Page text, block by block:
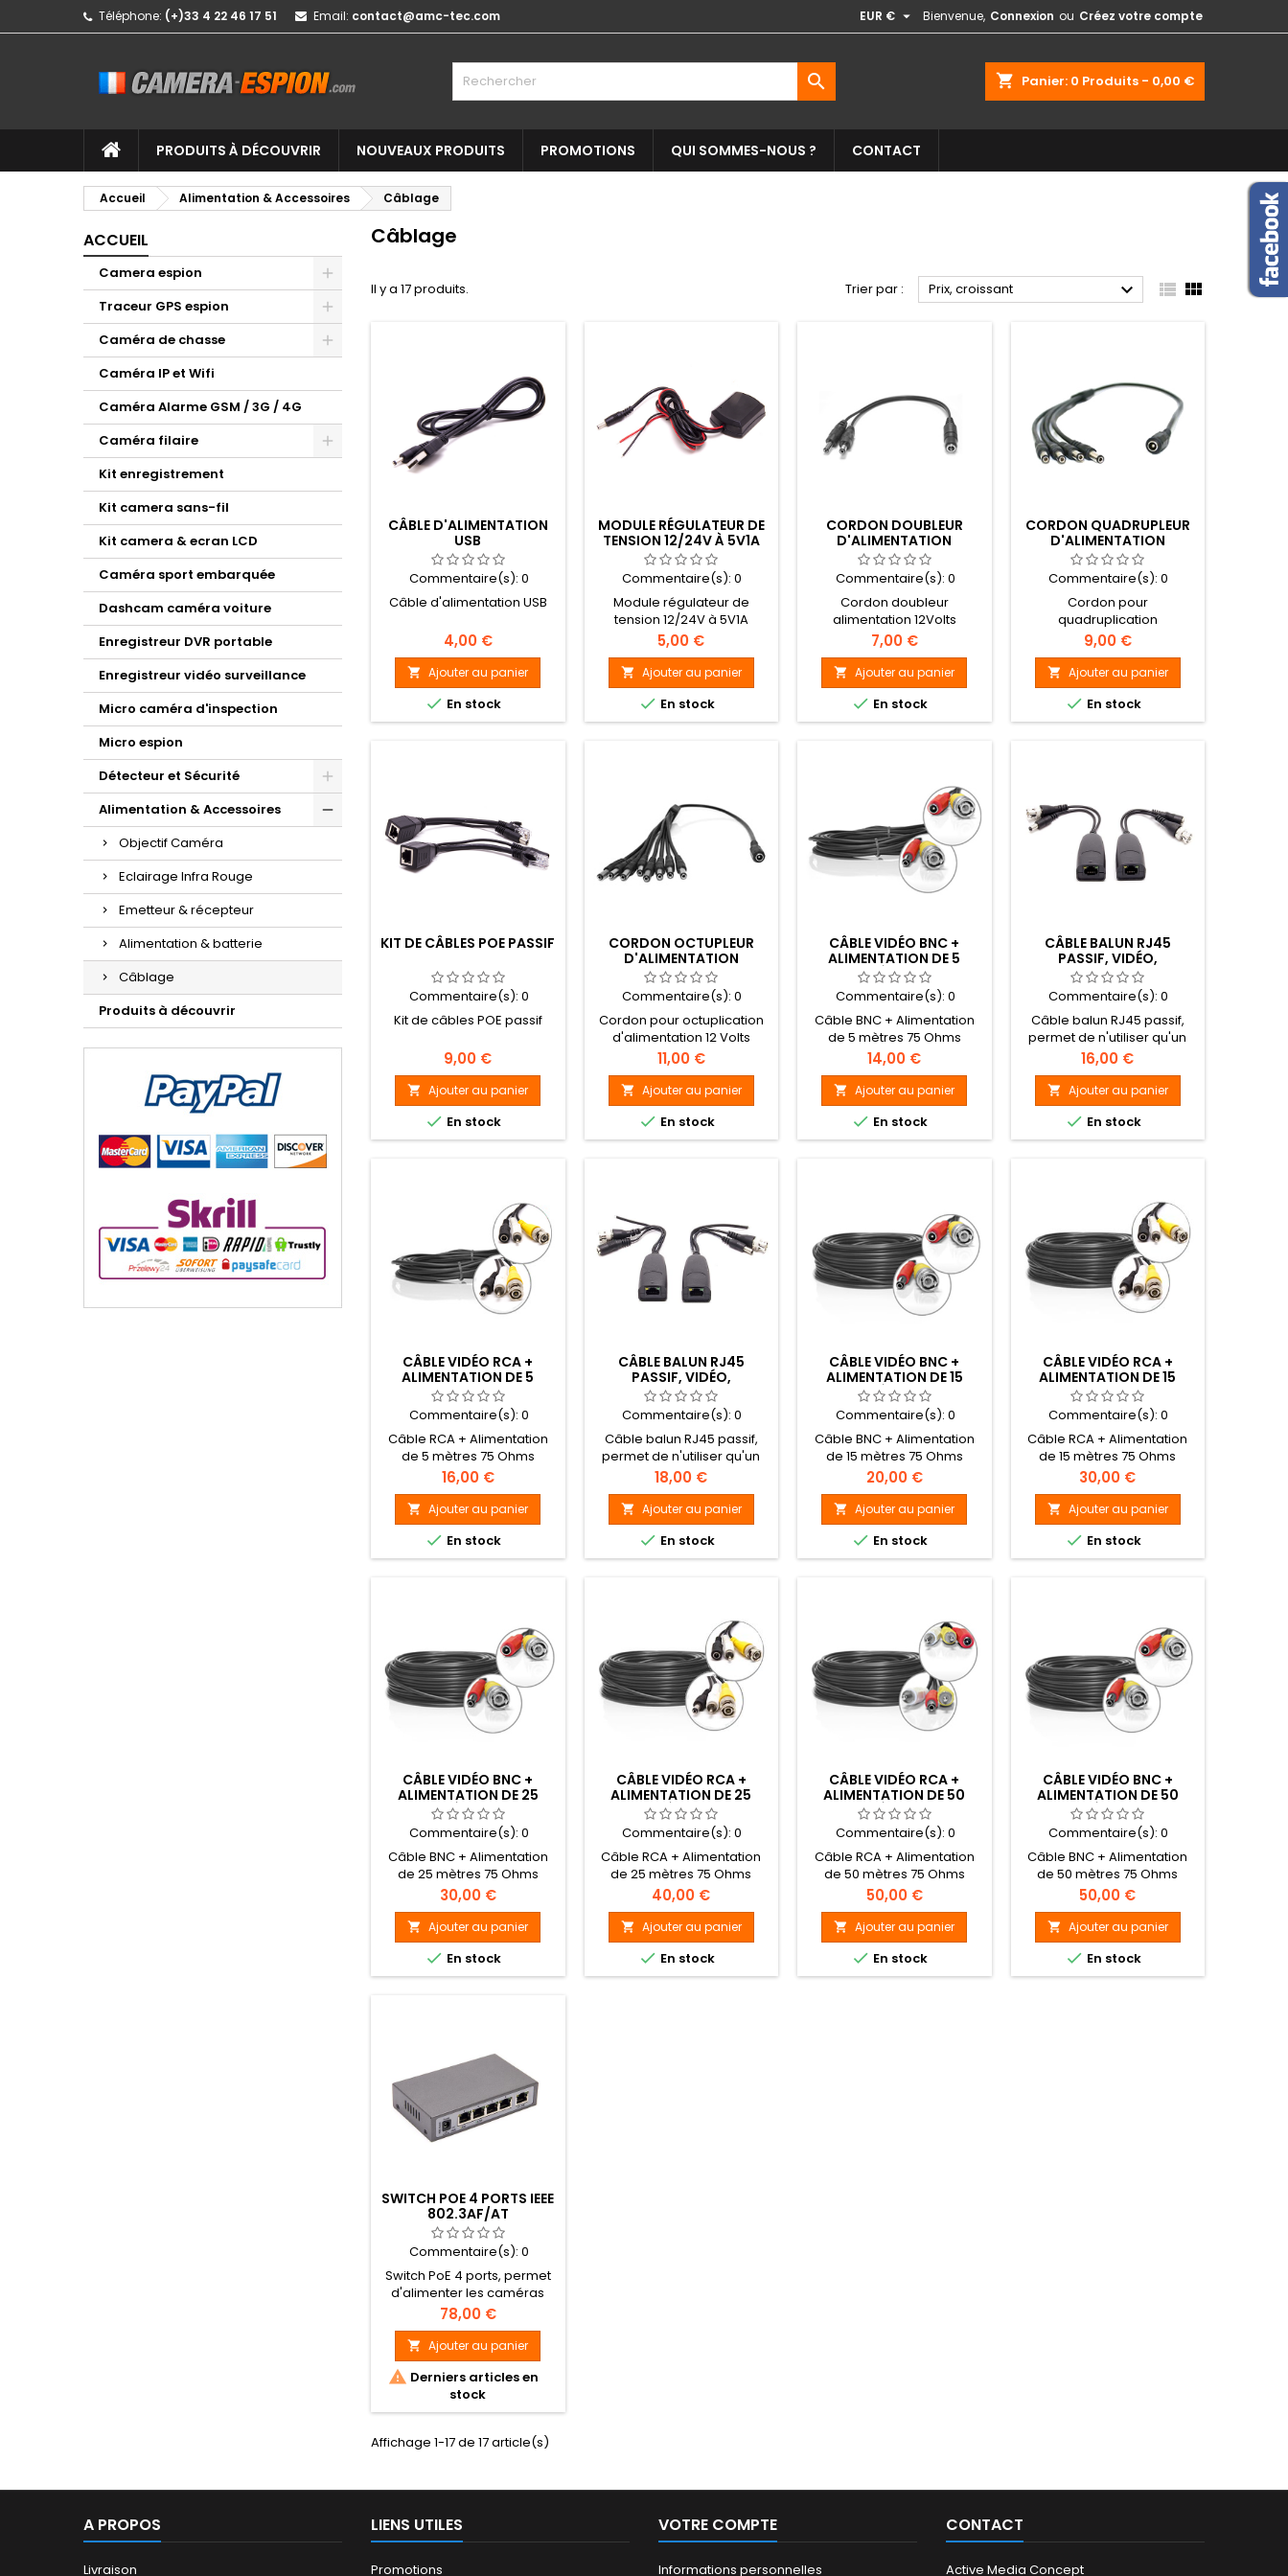
Téléphone: (+)33 4 22 46 17 51 Email: contact@amc-tec.com Bienvenue, Connexion ou Créez votre compte
EUR € 
shopping_cart Panier: 0 Produits - 0,00 €

PRODUITS À DÉCOUVRIR NOUVEAUX PRODUITS PROMOTIONS QUI SOMMES-NOUS ? CONTACT
Accueil Alimentation & Accessoires Câblage
ACCUEIL
Camera espion
Traceur GPS espion
Caméra de chasse
Caméra IP et Wifi
Caméra Alarme GSM / 3G / 4G
Caméra filaire
Kit enregistrement
Kit camera sans-fil
Kit camera & ecran LCD
Caméra sport embarquée
Dashcam caméra voiture
Enregistreur DVR portable
Enregistreur vidéo surveillance
Micro caméra d'inspection
Micro espion
Détecteur et Sécurité
Alimentation & Accessoires
Objectif Caméra
Eclairage Infra Rouge
Emetteur & récepteur
Alimentation & batterie
Câblage
Produits à découvrir
Câblage
Il y a 17 produits. Trier par : Prix, croissant   
CÂBLE D'ALIMENTATION
USB
Commentaire(s): 0
Câble d'alimentation USB
Prix
4,00 €
 Ajouter au panier
 En stock
MODULE RÉGULATEUR DE
TENSION 12/24V À 5V1A
Commentaire(s):0
Module régulateur de
tension 12/24V à 5V1A
Prix
5,00 €
 Ajouter au panier
 En stock
CORDON DOUBLEUR
D'ALIMENTATION
Commentaire(s): 0
Cordon doubleur
alimentation 12Volts
Prix
7,00 €
 Ajouter au panier
 En stock
CORDON QUADRUPLEUR
D'ALIMENTATION
Commentaire(s):0
Cordon pour
quadruplication
d'alimentation 12 Volts
Prix
9,00 €
 Ajouter au panier
 En stock
KIT DE CÂBLES POE PASSIF
Commentaire(s): 0
Kit de câbles POE passif
Prix
9,00 €
 Ajouter au panier
 En stock
CORDON OCTUPLEUR
D'ALIMENTATION
Commentaire(s):0
Cordon pour octuplication
d'alimentation 12 Volts
Prix
11,00 €
 Ajouter au panier
 En stock
CÂBLE VIDÉO BNC +
ALIMENTATION DE 5
MÈTRES
Commentaire(s): 0
Câble BNC + Alimentation
de 5 mètres 75 Ohms
Prix
14,00 €
 Ajouter au panier
 En stock
CÂBLE BALUN RJ45
PASSIF, VIDÉO,
ALIMENTATION
Commentaire(s):0
Câble balun RJ45 passif,
permet de n'utiliser qu'un
seul câble RJ45 pour
transporter les informations
vidéos et l'alimentation.
Prix
16,00 €
 Ajouter au panier
 En stock
CÂBLE VIDÉO RCA +
ALIMENTATION DE 5
METRES
Commentaire(s): 0
Câble RCA + Alimentation
de 5 mètres 75 Ohms
Prix
16,00 €
 Ajouter au panier
 En stock
CÂBLE BALUN RJ45
PASSIF, VIDÉO,
ALIMENTATION ET
DONNÉES (PTZ)
Commentaire(s):0
Câble balun RJ45 passif,
permet de n'utiliser qu'un
seul câble RJ45 pour
transporter les informations
vidéos, PTZ et l'alimentation.
Prix
18,00 €
 Ajouter au panier
 En stock
CÂBLE VIDÉO BNC +
ALIMENTATION DE 15
MÈTRES
Commentaire(s): 0
Câble BNC + Alimentation
de 15 mètres 75 Ohms
Prix
20,00 €
 Ajouter au panier
 En stock
CÂBLE VIDÉO RCA +
ALIMENTATION DE 15
METRES
Commentaire(s):0
Câble RCA + Alimentation
de 15 mètres 75 Ohms
Prix
30,00 €
 Ajouter au panier
 En stock
CÂBLE VIDÉO BNC +
ALIMENTATION DE 25
MÈTRES
Commentaire(s): 0
Câble BNC + Alimentation
de 25 mètres 75 Ohms
Prix
30,00 €
 Ajouter au panier
 En stock
CÂBLE VIDÉO RCA +
ALIMENTATION DE 25
MÈTRES
Commentaire(s):0
Câble RCA + Alimentation
de 25 mètres 75 Ohms
Prix
40,00 €
 Ajouter au panier
 En stock
CÂBLE VIDÉO RCA +
ALIMENTATION DE 50
MÈTRES
Commentaire(s): 0
Câble RCA + Alimentation
de 50 mètres 75 Ohms
Prix
50,00 €
 Ajouter au panier
 En stock
CÂBLE VIDÉO BNC +
ALIMENTATION DE 50
MÈTRES
Commentaire(s):0
Câble BNC + Alimentation
de 50 mètres 75 Ohms
Prix
50,00 €
 Ajouter au panier
 En stock
SWITCH POE 4 PORTS IEEE
802.3AF/AT
Commentaire(s): 0
Switch PoE 4 ports, permet
d'alimenter les caméras
compatibles norme PoE
uniquement avec un câble
Ethernet RJ45, répond à la
norme PoE IEEE 802.3af/at
(14.4w, 30w).
Prix
78,00 €
 Ajouter au panier
 Derniers articles en
stock
Affichage 1-17 de 17 article(s)
A PROPOS
Livraison
LIENS UTILES
Promotions
VOTRE COMPTE
Informations personnelles
CONTACT
Active Media Concept